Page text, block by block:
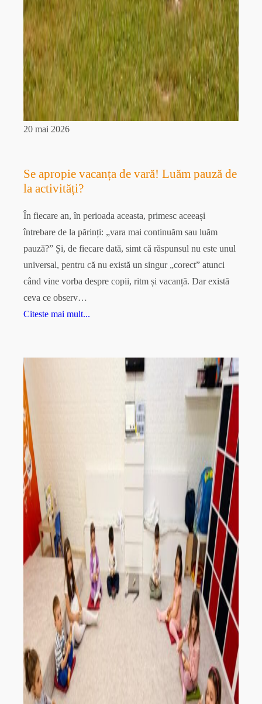
20 mai 2026
Se apropie vacanța de vară! Luăm pauză de
la activități?
În fiecare an, în perioada aceasta, primesc aceeași
întrebare de la părinți: „vara mai continuăm sau luăm
pauză?” Și, de fiecare dată, simt că răspunsul nu este unul
universal, pentru că nu există un singur „corect” atunci
când vine vorba despre copii, ritm și vacanță. Dar există
ceva ce observ…
Citeste mai mult...